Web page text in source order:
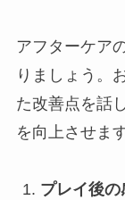
アフターケア
りましょう。
た改善点を話
を向上させます
プレイ後